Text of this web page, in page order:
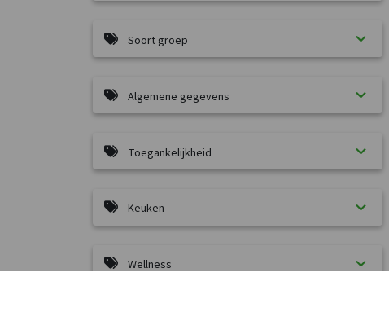
Soort groep
Algemene gegevens
Toegankelijkheid
Keuken
Wellness